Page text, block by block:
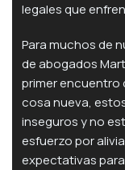
legales que
Para muchos de
de abogados
primer encuentro
cosa nueva,
inseguros y no
esfuerzo por
expectativas